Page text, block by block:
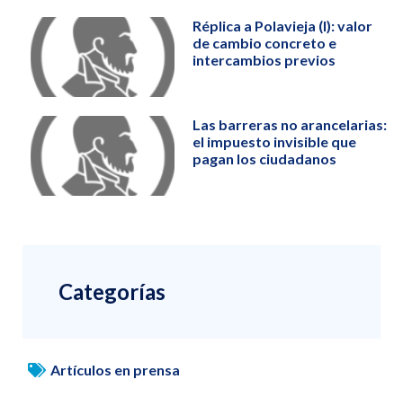
Réplica a Polavieja (I): valor
de cambio concreto e
intercambios previos
Las barreras no arancelarias:
el impuesto invisible que
pagan los ciudadanos
Categorías
Artículos en prensa